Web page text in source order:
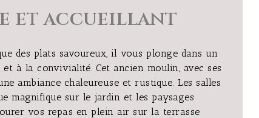
et accueillant
des plats savoureux, il vous plonge dans un
à la convivialité. Cet ancien moulin, avec ses
ambiance chaleureuse et rustique. Les salles
magnifique sur le jardin et les paysages
vos repas en plein air sur la terrasse